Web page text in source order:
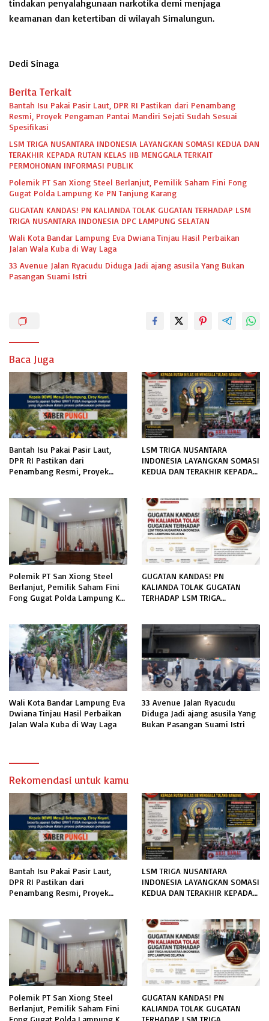
tindakan penyalahgunaan narkotika demi menjaga
keamanan dan ketertiban di wilayah Simalungun.
Dedi Sinaga
Berita Terkait
Bantah Isu Pakai Pasir Laut, DPR RI Pastikan dari Penambang
Resmi, Proyek Pengaman Pantai Mandiri Sejati Sudah Sesuai
Spesifikasi
LSM TRIGA NUSANTARA INDONESIA LAYANGKAN SOMASI KEDUA DAN
TERAKHIR KEPADA RUTAN KELAS IIB MENGGALA TERKAIT
PERMOHONAN INFORMASI PUBLIK
Polemik PT San Xiong Steel Berlanjut, Pemilik Saham Fini Fong
Gugat Polda Lampung Ke PN Tanjung Karang
GUGATAN KANDAS! PN KALIANDA TOLAK GUGATAN TERHADAP LSM
TRIGA NUSANTARA INDONESIA DPC LAMPUNG SELATAN
Wali Kota Bandar Lampung Eva Dwiana Tinjau Hasil Perbaikan
Jalan Wala Kuba di Way Laga
33 Avenue Jalan Ryacudu Diduga Jadi ajang asusila Yang Bukan
Pasangan Suami Istri
Baca Juga
Bantah Isu Pakai Pasir Laut,
DPR RI Pastikan dari
Penambang Resmi, Proyek
LSM TRIGA NUSANTARA
INDONESIA LAYANGKAN SOMASI
KEDUA DAN TERAKHIR KEPADA
INFORMASI PUBLIK
Polemik PT San Xiong Steel
Berlanjut, Pemilik Saham Fini
Fong Gugat Polda Lampung Ke
GUGATAN KANDAS! PN
KALIANDA TOLAK GUGATAN
TERHADAP LSM TRIGA
Wali Kota Bandar Lampung Eva
Dwiana Tinjau Hasil Perbaikan
Jalan Wala Kuba di Way Laga
33 Avenue Jalan Ryacudu
Diduga Jadi ajang asusila Yang
Bukan Pasangan Suami Istri
Rekomendasi untuk kamu
Bantah Isu Pakai Pasir Laut,
DPR RI Pastikan dari
Penambang Resmi, Proyek
LSM TRIGA NUSANTARA
INDONESIA LAYANGKAN SOMASI
KEDUA DAN TERAKHIR KEPADA
INFORMASI PUBLIK
Polemik PT San Xiong Steel
Berlanjut, Pemilik Saham Fini
Fong Gugat Polda Lampung Ke
GUGATAN KANDAS! PN
KALIANDA TOLAK GUGATAN
TERHADAP LSM TRIGA